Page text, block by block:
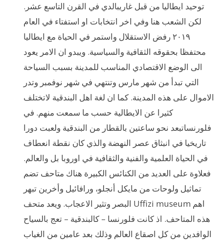
توحيد ايطاليا من قبل غاريبالدي في القرن التاسع عشر.
لكن الشعب هنا وفي اخر انتخابات او استفتاء في العام
٢٠١٩ رفض الاستقلال واستمر في الحياة مع ايطاليا
محتفظا بحقوقه الثقافية والسياسية. ويبدو ان الامر يعود
الى الوضع الاقتصادي المناسب للمدينة بسبب السياحة
التي تبدأ من شهر مارس وتنتهي في شهر نوفمبر وتدر
الاموال على هذه المدينة. كما ان لغة اهل البندقية لاتختلف
كثيرا عن الايطالية حسب ما سمعت منهم. في
فلورنساتبعد نحو ساعتين بالقطار من البندقية ولعبت دورا
تاريخيا في انبثاق عصر النهضة والذي كان نقطة انعطاف
في الحياة العلمية والفنية والثقافية في اوروبا بل والعالم.
فعلاوة على العديد من الكنائس الكبيرة هناك متاحف تضم
تماثيل ولوحات من مايكل أنجلو، ورافائيل وأخرين تبهر
البصر وتثير الاعجاب. ويعد متحف Uffizi museum اهم
هذه المتاحف. اذ كانت فلورنسا – كالبندقية – تعج بالسياح
الوافدين من كل اصقاع العالم وذلك بعد عامين من الغياب